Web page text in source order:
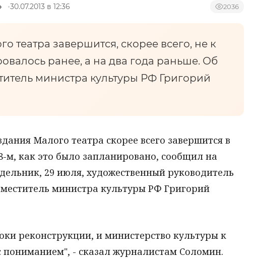
30.07.2013 в 12:36 2036
театра завершится, скорее всего, не к
ранее, а на два года раньше. Об
министра культуры РФ Григорий
Малого театра скорее всего завершится в
м, как это было запланировано, сообщил на
29 июля, художественный руководитель
министра культуры РФ Григорий
реконструкции, и министерство культуры к
пониманием", - сказал журналистам Соломин.